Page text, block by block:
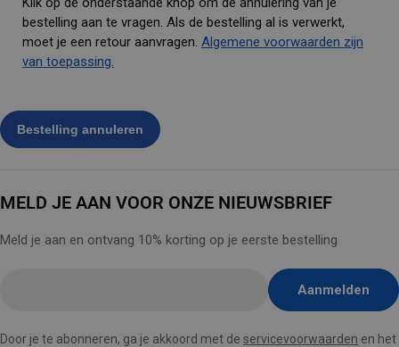
bestelling aan te vragen. Als de bestelling al is verwerkt,
moet je een retour aanvragen. Algemene voorwaarden zijn
van toepassing.
MELD JE AAN VOOR ONZE NIEUWSBRIEF
Meld je aan en ontvang 10% korting op je eerste bestelling
invoegen
Aanmelden
Door je te abonneren, ga je akkoord met de servicevoorwaarden en het